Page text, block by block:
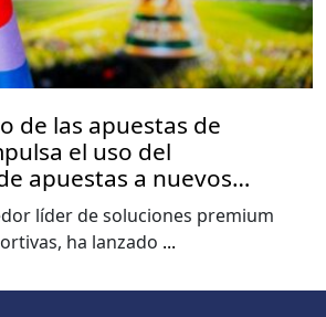
de las apuestas de
el uso del
apuestas a nuevos
el informe de la Copa
Kambi
líder de soluciones premium
ha lanzado ...